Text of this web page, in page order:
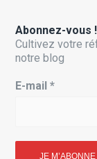
Abonnez-vous !
Cultivez votre
notre blog
E-mail*